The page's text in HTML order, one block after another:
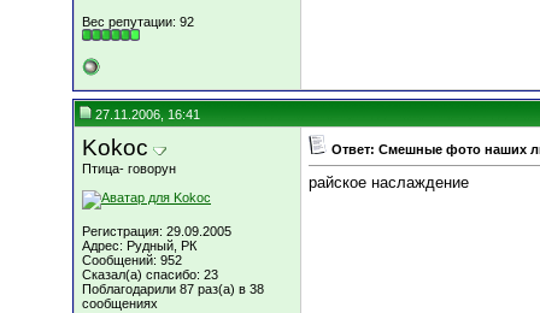
Вес репутации: 92
27.11.2006, 16:41
Kokoc
Птица- говорун
Регистрация: 29.09.2005
Адрес: Рудный, РК
Сообщений: 952
Сказал(а) спасибо: 23
Поблагодарили 87 раз(а) в 38
сообщениях
Ответ: Смешные фото наших
райское наслаждение